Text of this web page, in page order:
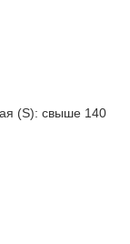
(S): свыше 140